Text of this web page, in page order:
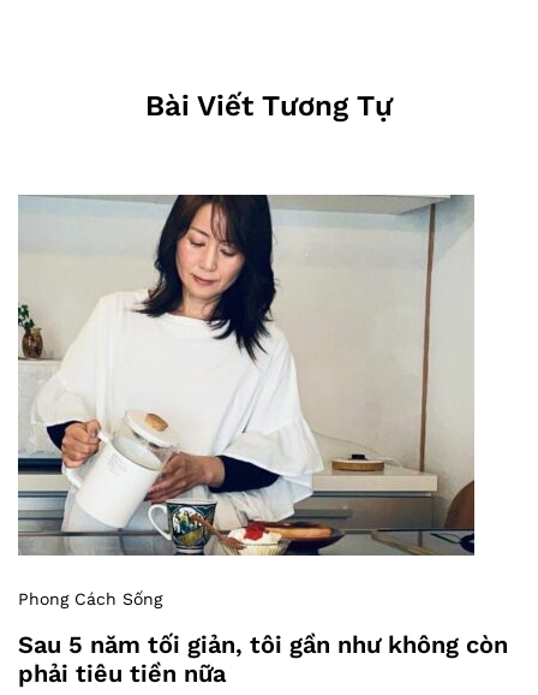
Bài Viết Tương Tự
Phong Cách Sống
Sau 5 năm tối giản, tôi gần như không còn
phải tiêu tiền nữa